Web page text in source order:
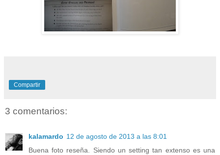
Compartir
3 comentarios:
kalamardo 12 de agosto de 2013 a las 8:01
Buena foto reseña. Siendo un setting tan extenso es una